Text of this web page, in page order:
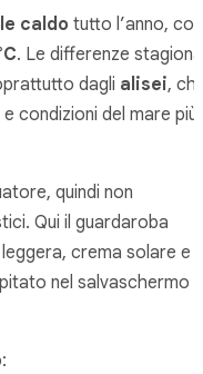
caldo tutto l’anno, con
. Le differenze
dagli alisei,
condizioni del mare più
quindi non
Qui il guardaroba
crema solare e
nel salvaschermo